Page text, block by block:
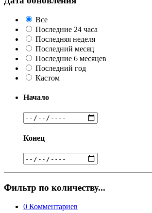
Все
Последние 24 часа
Последняя неделя
Последний месяц
Последние 6 месяцев
Последний год
Кастом
Начало
Конец
Фильтр по количеству...
0 Комментариев